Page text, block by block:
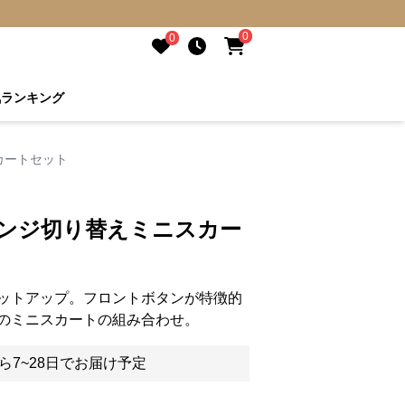
0 0
ンキング
トセット
ジ切り替えミニスカー
トアップ。フロントボタンが特徴的
ミニスカートの組み合わせ。
7~28日でお届け予定